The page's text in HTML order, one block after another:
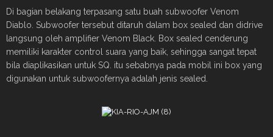
Di bagian belakang terpasang satu buah subwoofer Venom
Diablo. Subwoofer tersebut ditaruh dalam box sealed dan didrive
langsung oleh amplifier Venom Black. Box sealed cenderung
memiliki karakter control suara yang baik, sehingga sangat tepat
bila diaplikasikan untuk SQ. itu sebabnya pada mobil ini box yang
digunakan untuk subwoofernya adalah jenis sealed.